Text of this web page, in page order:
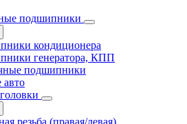
подшипники
кондиционера
генератора, КПП
подшипники
авто
резьба (правая/левая)